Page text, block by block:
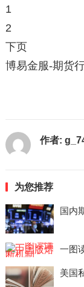
1
2
下页
博易金服-期货
作者:
为您推荐
国内
一图
美国